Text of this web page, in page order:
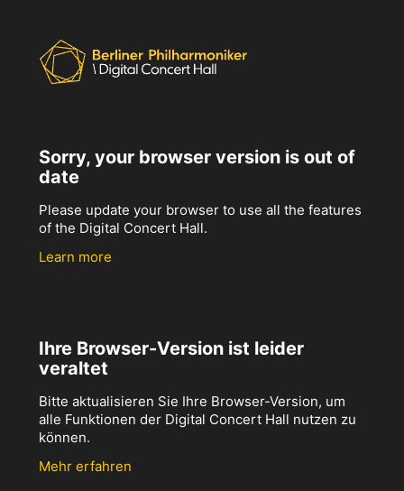
Sorry, your browser version is out of
date
Please update your browser to use all the features
of the Digital Concert Hall.
Learn more
Ihre Browser-Version ist leider
veraltet
Bitte aktualisieren Sie Ihre Browser-Version, um
alle Funktionen der Digital Concert Hall nutzen zu
können.
Mehr erfahren